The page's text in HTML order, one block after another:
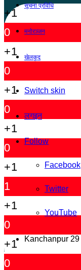
सूचना प्रविधि
मनोरञ्जन
खेलकुद
Switch skin
लगइन
Follow
Facebook
Twitter
YouTube
Kanchanpur 29
+1
0
+1
0
+1
0
+1
0
+1
1
+1
0
+1
0